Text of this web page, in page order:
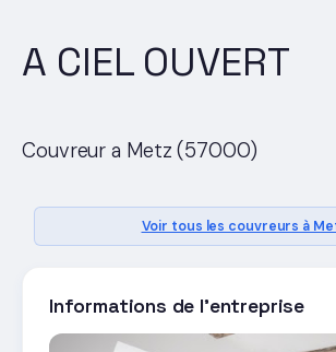
A CIEL OUVERT
Couvreur a Metz (57000)
Voir tous les couvreurs à
Informations de l'entreprise